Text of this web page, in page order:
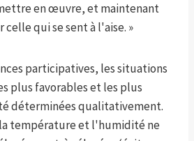
en œuvre, et maintenant
qui se sent à l'aise. »
participatives, les situations
plus favorables et les plus
déterminées qualitativement.
température et l'humidité ne